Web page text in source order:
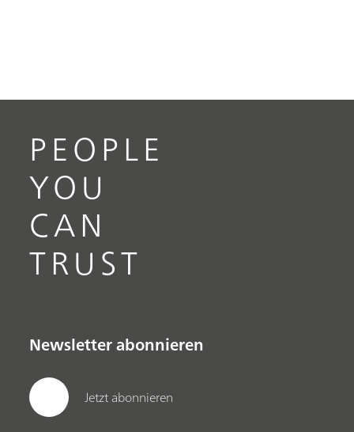
PEOPLE
YOU
CAN
TRUST
Newsletter abonnieren
Jetzt abonnieren